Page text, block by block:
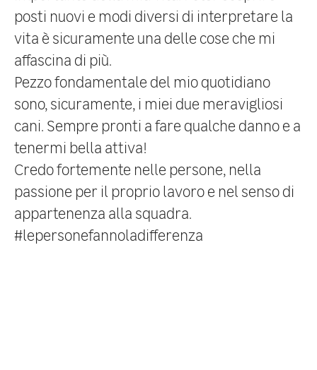
posti nuovi e modi diversi di interpretare la
vita è sicuramente una delle cose che mi
affascina di più.
Pezzo fondamentale del mio quotidiano
sono, sicuramente, i miei due meravigliosi
cani. Sempre pronti a fare qualche danno e a
tenermi bella attiva!
Credo fortemente nelle persone, nella
passione per il proprio lavoro e nel senso di
appartenenza alla squadra.
#lepersonefannoladifferenza